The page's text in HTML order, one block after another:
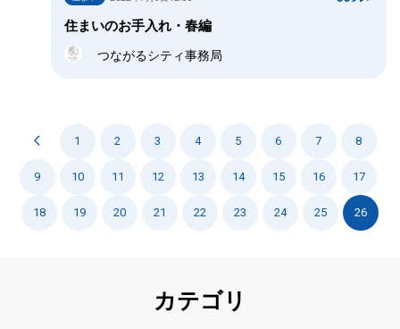
住まいのお手入れ・春編
つながるシティ事務局
1 2 3 4 5 6 7 8
9 10 11 12 13 14 15 16 17
18 19 20 21 22 23 24 25 26
カテゴリ